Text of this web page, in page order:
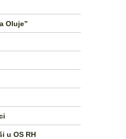
Oluje”
u OS RH